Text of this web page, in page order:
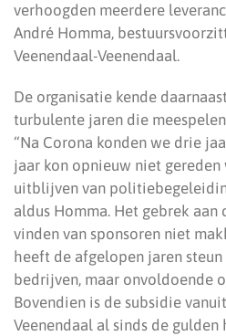
verhoogden meerdere
André Homma,
Veenendaal-Veenendaal.
De organisatie kende
turbulente jaren die
“Na Corona konden we drie
jaar kon opnieuw niet
uitblijven van
aldus Homma. Het gebrek
vinden van sponsoren niet
heeft de afgelopen jaren
bedrijven, maar onvoldoende
Bovendien is de subsidie
Veenendaal al sinds de